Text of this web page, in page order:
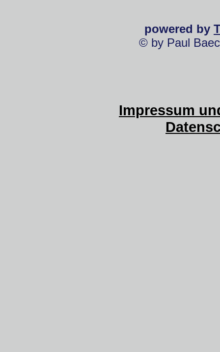
powered by
© by Paul
Impressum